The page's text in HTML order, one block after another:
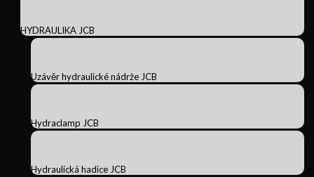
HYDRAULIKA JCB
Uzávěr hydraulické nádrže JCB
Hydraclamp JCB
Hydraulická hadice JCB